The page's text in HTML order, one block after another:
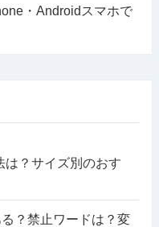
・Androidスマホで
は？サイズ別のおす
？禁止ワードは？変